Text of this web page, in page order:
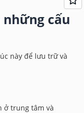
cấu
này để lưu trữ và
ở trung tâm và